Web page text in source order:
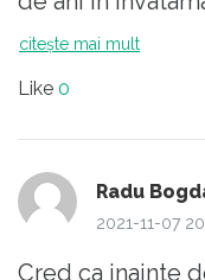
inima ca daca
cunostintele
potrivit
si editarea
citește mai mult
Like 0
Radu
2021-11-07
Cred ca inainte